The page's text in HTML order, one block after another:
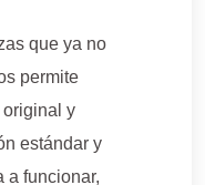
que ya no
permite
original y
estándar y
a funcionar,